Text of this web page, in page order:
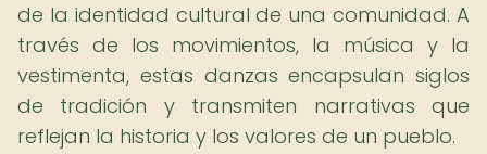
de la identidad cultural de una comunidad. A
través de los movimientos, la música y la
vestimenta, estas danzas encapsulan siglos
de tradición y transmiten narrativas que
reflejan la historia y los valores de un pueblo.